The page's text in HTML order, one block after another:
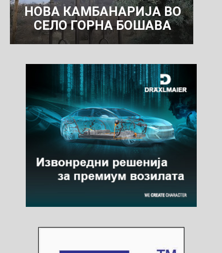
НОВА КАМБАНАРИЈА ВО
СЕЛО ГОРНА БОШАВА